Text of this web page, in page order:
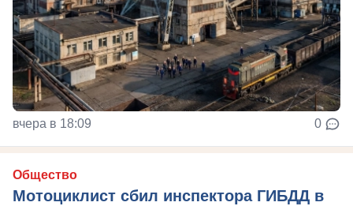
вчера в 18:09 0
Общество
Мотоциклист сбил инспектора ГИБДД в